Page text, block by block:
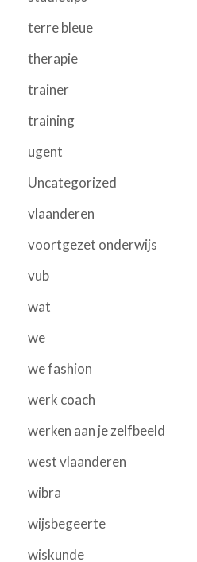
terre bleue
therapie
trainer
training
ugent
Uncategorized
vlaanderen
voortgezet onderwijs
vub
wat
we
we fashion
werk coach
werken aan je zelfbeeld
west vlaanderen
wibra
wijsbegeerte
wiskunde